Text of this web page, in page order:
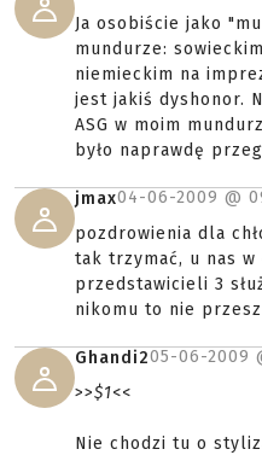
Ja osobiście jako
mundurze:
niemieckim na
jest jakiś dyshonor.
ASG w moim
było naprawdę
jmax04-06-2009 @
pozdrowienia dla
tak trzymać, u nas w
przedstawicieli 3
nikomu to nie
Ghandi205-06-2009
>>$1<<
Nie chodzi tu o